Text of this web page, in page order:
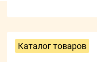
Каталог товаров